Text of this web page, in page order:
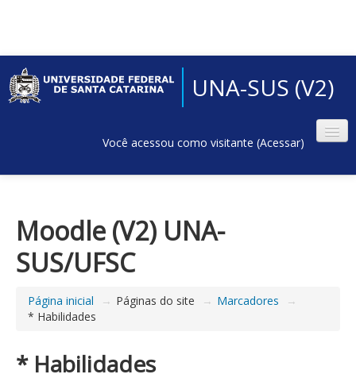
UNA-SUS (V2)
Você acessou como visitante (Acessar)
Moodle (V2) UNA-
SUS/UFSC
Página inicial → Páginas do site → Marcadores
→
* Habilidades
* Habilidades